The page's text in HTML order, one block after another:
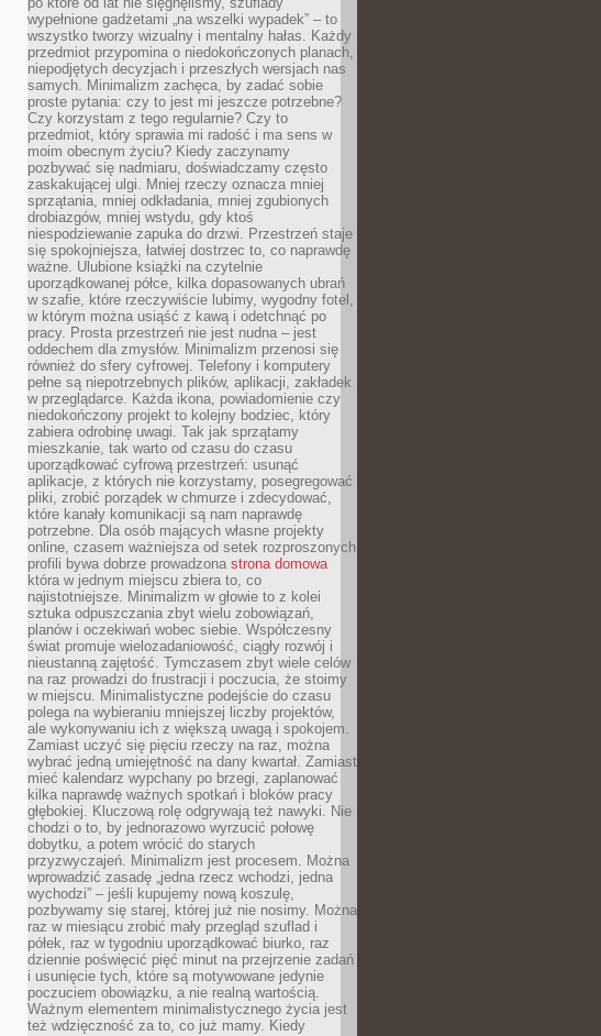
wypełnione gadżetami „na wszelki wypadek” – to
wszystko tworzy wizualny i mentalny hałas. Każdy
przedmiot przypomina o niedokończonych planach,
niepodjętych decyzjach i przeszłych wersjach nas
samych. Minimalizm zachęca, by zadać sobie
proste pytania: czy to jest mi jeszcze potrzebne?
Czy korzystam z tego regularnie? Czy to
przedmiot, który sprawia mi radość i ma sens w
moim obecnym życiu? Kiedy zaczynamy
pozbywać się nadmiaru, doświadczamy często
zaskakującej ulgi. Mniej rzeczy oznacza mniej
sprzątania, mniej odkładania, mniej zgubionych
drobiazgów, mniej wstydu, gdy ktoś
niespodziewanie zapuka do drzwi. Przestrzeń staje
się spokojniejsza, łatwiej dostrzec to, co naprawdę
ważne. Ulubione książki na czytelnie
uporządkowanej półce, kilka dopasowanych ubrań
w szafie, które rzeczywiście lubimy, wygodny fotel,
w którym można usiąść z kawą i odetchnąć po
pracy. Prosta przestrzeń nie jest nudna – jest
oddechem dla zmysłów. Minimalizm przenosi się
również do sfery cyfrowej. Telefony i komputery
pełne są niepotrzebnych plików, aplikacji, zakładek
w przeglądarce. Każda ikona, powiadomienie czy
niedokończony projekt to kolejny bodziec, który
zabiera odrobinę uwagi. Tak jak sprzątamy
mieszkanie, tak warto od czasu do czasu
uporządkować cyfrową przestrzeń: usunąć
aplikacje, z których nie korzystamy, posegregować
pliki, zrobić porządek w chmurze i zdecydować,
które kanały komunikacji są nam naprawdę
potrzebne. Dla osób mających własne projekty
online, czasem ważniejsza od setek rozproszonych
profili bywa dobrze prowadzona strona domowa
która w jednym miejscu zbiera to, co
najistotniejsze. Minimalizm w głowie to z kolei
sztuka odpuszczania zbyt wielu zobowiązań,
planów i oczekiwań wobec siebie. Współczesny
świat promuje wielozadaniowość, ciągły rozwój i
nieustanną zajętość. Tymczasem zbyt wiele celów
na raz prowadzi do frustracji i poczucia, że stoimy
w miejscu. Minimalistyczne podejście do czasu
polega na wybieraniu mniejszej liczby projektów,
ale wykonywaniu ich z większą uwagą i spokojem.
Zamiast uczyć się pięciu rzeczy na raz, można
wybrać jedną umiejętność na dany kwartał. Zamiast
mieć kalendarz wypchany po brzegi, zaplanować
kilka naprawdę ważnych spotkań i bloków pracy
głębokiej. Kluczową rolę odgrywają też nawyki. Nie
chodzi o to, by jednorazowo wyrzucić połowę
dobytku, a potem wrócić do starych
przyzwyczajeń. Minimalizm jest procesem. Można
wprowadzić zasadę „jedna rzecz wchodzi, jedna
wychodzi” – jeśli kupujemy nową koszulę,
pozbywamy się starej, której już nie nosimy. Można
raz w miesiącu zrobić mały przegląd szuflad i
półek, raz w tygodniu uporządkować biurko, raz
dziennie poświęcić pięć minut na przejrzenie zadań
i usunięcie tych, które są motywowane jedynie
poczuciem obowiązku, a nie realną wartością.
Ważnym elementem minimalistycznego życia jest
też wdzięczność za to, co już mamy. Kiedy